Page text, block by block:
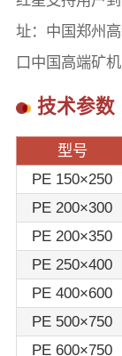
址：中国郑州
口中国高端矿
技术参数
型号
PE 150×250
PE 200×300
PE 200×350
PE 250×400
PE 400×600
PE 500×750
PE 600×750